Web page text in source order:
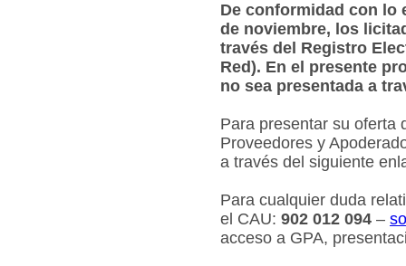
De conformidad con lo
de noviembre, los
través del Registro
Red). En el presente
no sea presentada a
Para presentar su oferta
Proveedores y
a través del siguiente
Para cualquier duda
el CAU: 902 012 094 –
acceso a GPA,